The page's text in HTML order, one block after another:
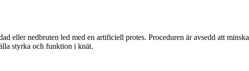
eller nedbruten led med en artificiell protes. Proceduren är avsedd att
styrka och funktion i knät.